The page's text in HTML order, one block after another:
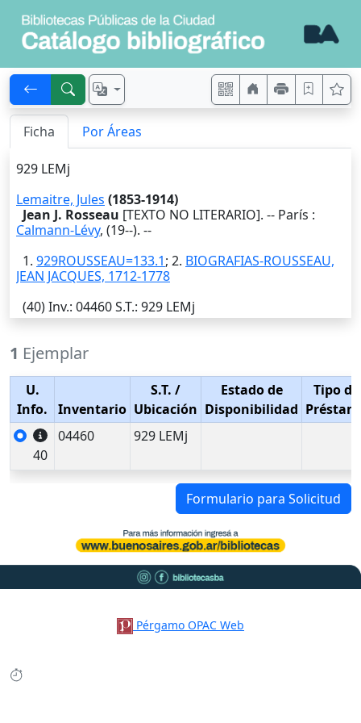
Ficha Por Áreas
929 LEMj
Lemaitre, Jules (1853-1914)
Jean J. Rosseau [TEXTO NO LITERARIO]. -- París :
Calmann-Lévy, (19--). --
1. 929ROUSSEAU=133.1; 2. BIOGRAFIAS-ROUSSEAU,
JEAN JACQUES, 1712-1778
(40)Inv.: 04460S.T.: 929 LEMj
1 Ejemplar
U.
Info.
Inventario
S.T. /
Ubicación
Estado de
Disponibilidad
Tipo de
40
04460 929 LEMj
Formulario para Solicitud
Pérgamo OPAC Web